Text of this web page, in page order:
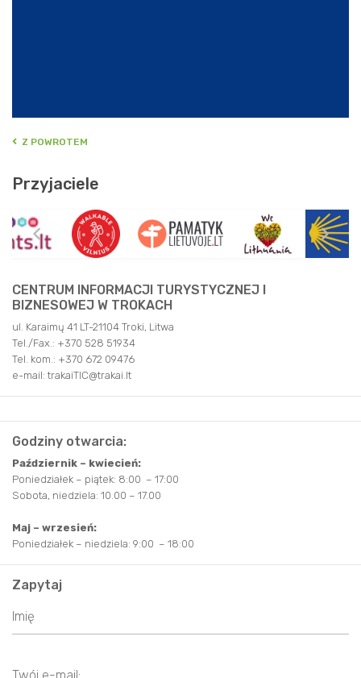
Z POWROTEM
Przyjaciele
CENTRUM INFORMACJI TURYSTYCZNEJ I
BIZNESOWEJ W TROKACH
ul. Karaimų 41 LT-21104 Troki, Litwa
Tel./Fax.: +370 528 51934
Tel. kom.: +370 672 09476
e-mail: trakaiTIC@trakai.lt
Godziny otwarcia:
Październik – kwiecień:
Poniedziałek – piątek: 8:00 – 17:00
Sobota, niedziela: 10.00 – 17.00
Maj – wrzesień:
Poniedziałek – niedziela: 9:00 – 18:00
Zapytaj